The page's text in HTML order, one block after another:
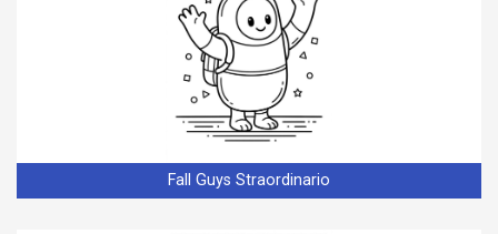
Fall Guys Straordinario